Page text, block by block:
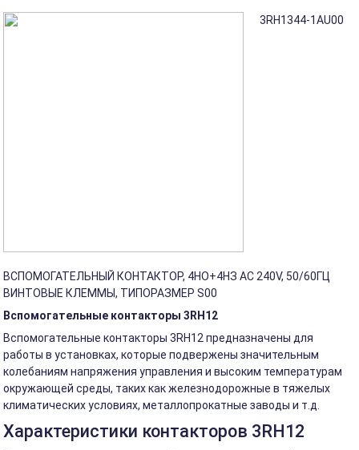
3RH1344-1AU00
ВСПОМОГАТЕЛЬНЫЙ КОНТАКТОР, 4НО+4НЗ AC 240V, 50/60ГЦ
ВИНТОВЫЕ КЛЕММЫ, ТИПОРАЗМЕР S00
Вспомогательные контакторы 3RH12
Вспомогательные контакторы 3RH12 предназначены для
работы в установках, которые подвержены значительным
колебаниям напряжения управления и высоким температурам
окружающей среды, таких как железнодорожные в тяжелых
климатических условиях, металлопрокатные заводы и т.д.
Характеристики контакторов 3RH12